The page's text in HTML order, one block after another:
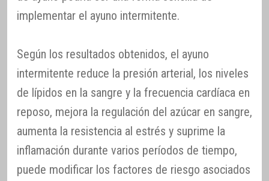
implementar el ayuno intermitente.
Según los resultados obtenidos, el ayuno
intermitente reduce la presión arterial, los niveles
de lípidos en la sangre y la frecuencia cardíaca en
reposo, mejora la regulación del azúcar en sangre,
aumenta la resistencia al estrés y suprime la
inflamación durante varios períodos de tiempo,
puede modificar los factores de riesgo asociados